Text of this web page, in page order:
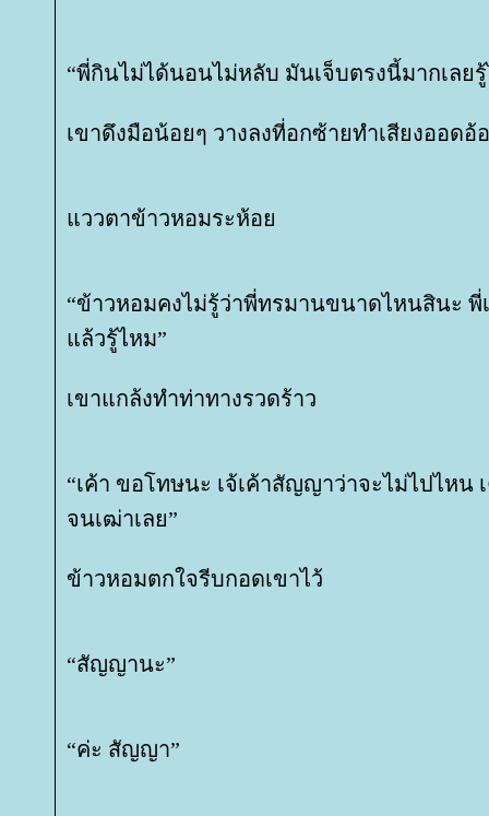
“พี่กินไม่ได้นอนไม่หลับ มันเจ็บตรงนี้มากเลย
เขาดึงมือน้อยๆ วางลงที่อกซ้ายทำเสียงออดอ้
ววตาข้าวหอมระห้อ
“ข้าวหอมคงไม่รู้ว่าพี่ทรมานขนาดไหนสินะ
ล้วรู้ไหม”
เขาแกล้งทำท่าทางรวดร้าว
“เค้า ขอโทษนะ เจ้เค้าสัญญาว่าจะไม่ไปไหน
จนเฒ่าเลย”
ข้าวหอมตกใจรีบกอดเขาไว้
“สัญญานะ”
“ค่ะ สัญญา”